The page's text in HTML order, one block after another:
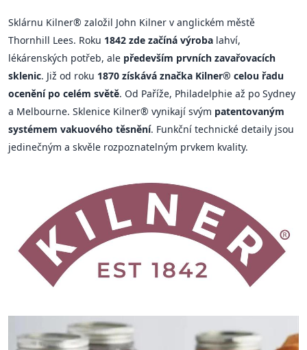
Sklárnu Kilner® založil John Kilner v anglickém městě
Thornhill Lees. Roku 1842 zde začíná výroba lahví,
lékárenských potřeb, ale především prvních zavařovacích
sklenic. Již od roku 1870 získává značka Kilner® celou řadu
ocenění po celém světě. Od Paříže, Philadelphie až po Sydney
a Melbourne. Sklenice Kilner® vynikají svým patentovaným
systémem vakuového těsnění. Funkční technické detaily jsou
jedinečným a skvěle rozpoznatelným prvkem kvality.